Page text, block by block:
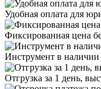
Удобная оплата для
Фиксированная цена
Инструмент в наличии
Отгрузка за 1 день,